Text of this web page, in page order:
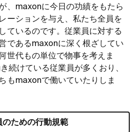
、maxonに今日の功績をもたら
ーションを与え、私たち全員を
ているのです。従業員に対する
であるmaxonに深く根ざしてい
世代もの単位で物事を考えま
続けている従業員が多くおり、
もmaxonで働いていたりしま
のための行動規範